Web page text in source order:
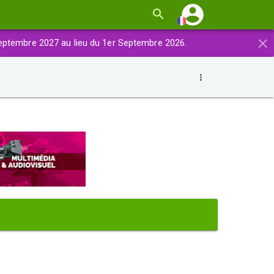
×
2027 au lieu du 1er Septembre 2026.